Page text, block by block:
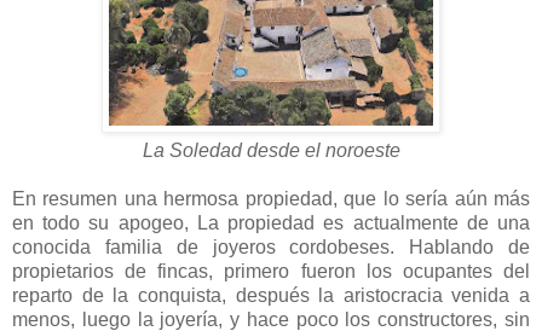
La Soledad desde el noroeste
En resumen una hermosa propiedad, que lo sería aún más
en todo su apogeo, La propiedad es actualmente de una
conocida familia de joyeros cordobeses. Hablando de
propietarios de fincas, primero fueron los ocupantes del
reparto de la conquista, después la aristocracia venida a
menos, luego la joyería, y hace poco los constructores, sin